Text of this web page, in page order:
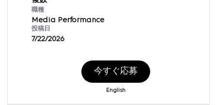
職種
Media Performance
投稿日
7/22/2026
今すぐ応募
English